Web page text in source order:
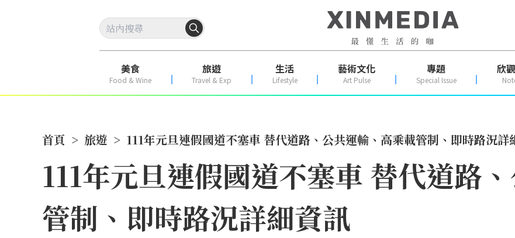
美食
Food & Wine
旅遊
Travel & Exp
生活
Lifestyle
藝術文化
Art Pulse
專題
Special Issue
欣
首頁 > 旅遊 > 111年元旦連假國道不塞車 替代道路、公共運輸、高乘載管制、即時路況詳
111年元旦連假國道不塞車 替代道路
管制、即時路況詳細資訊